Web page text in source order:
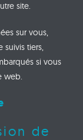
site.
sur vous,
suivis tiers,
si vous
web.
de